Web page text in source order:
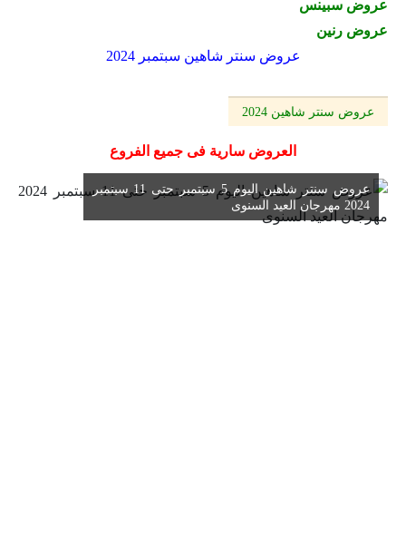
عروض سبينس
عروض رنين
عروض سنتر شاهين سبتمبر 2024
عروض سنتر شاهين 2024
العروض سارية فى جميع الفروع
عروض سنتر شاهين اليوم 5 سبتمبر حتى 11 سبتمبر
2024 مهرجان العيد السنوى